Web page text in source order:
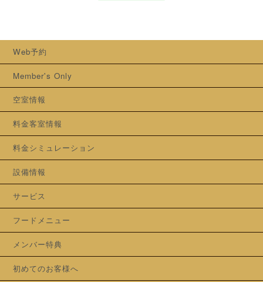
Web予約
Member's Only
空室情報
料金客室情報
料金シミュレーション
設備情報
サービス
フードメニュー
メンバー特典
初めてのお客様へ